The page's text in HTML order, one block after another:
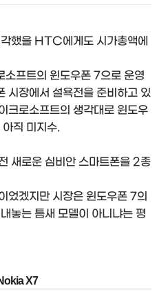
했을 HTC에게도 시가총액에
소프트의 윈도우폰 7으로 운영
시장에서 설욕전을 준비하고 있
크로소프트의 생각대로 윈도우
직 미지수.
새로운 심비안 스마트폰을 2종
었겠지만 시장은 윈도우폰 7의
놓는 틈새 모델이 아니냐는 평
X7